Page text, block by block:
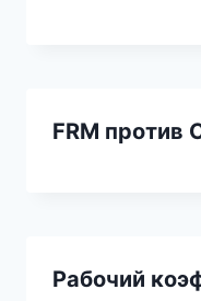
FRM против
Рабочий